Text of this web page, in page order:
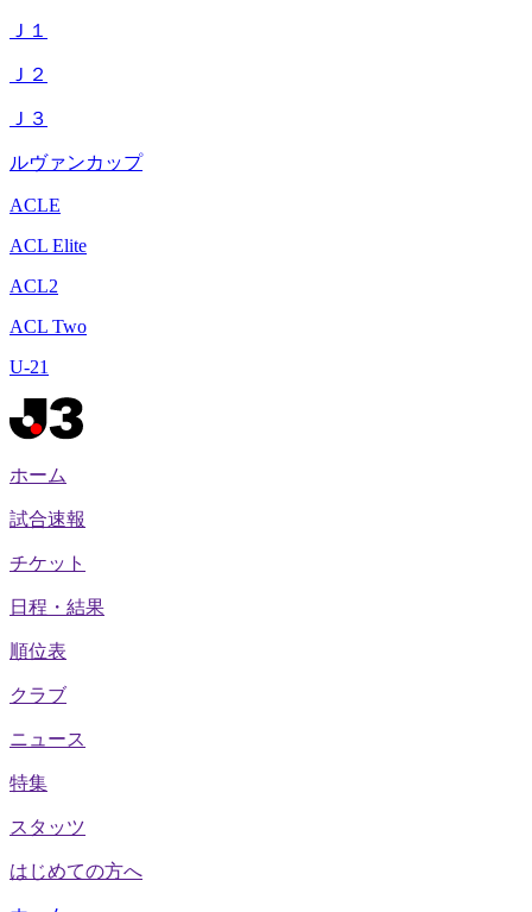
Ｊ１
Ｊ２
Ｊ３
ルヴァンカップ
ACLE
ACL Elite
ACL2
ACL Two
U-21
ホーム
試合速報
チケット
日程・結果
順位表
クラブ
ニュース
特集
スタッツ
はじめての方へ